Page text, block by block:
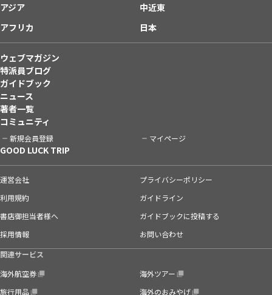
アジア
中近東
アフリカ
日本
ウェブマガジン
特派員ブログ
ガイドブック
ニュース
著者一覧
コミュニティ
新規会員登録 マイページ
GOOD LUCK TRIP
運営会社
プライバシーポリシー
利用規約
ガイドライン
書店御担当者様へ
ガイドブックに投稿する
採用情報
お問い合わせ
関連サービス
海外航空券
海外ツアー
旅行用品
海外のおみやげ